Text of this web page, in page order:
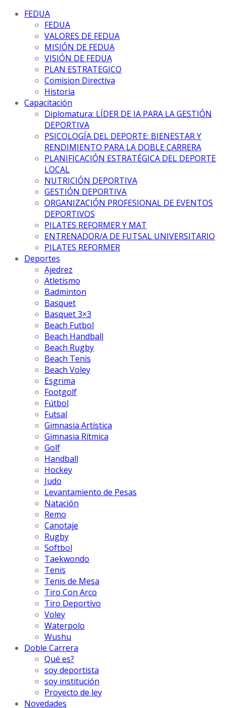
FEDUA
FEDUA
VALORES DE FEDUA
MISIÓN DE FEDUA
VISIÓN DE FEDUA
PLAN ESTRATEGICO
Comision Directiva
Historia
Capacitación
Diplomatura: LÍDER DE IA PARA LA GESTIÓN
DEPORTIVA
PSICOLOGÍA DEL DEPORTE: BIENESTAR Y
RENDIMIENTO PARA LA DOBLE CARRERA
PLANIFICACIÓN ESTRATÉGICA DEL DEPORTE
LOCAL
NUTRICIÓN DEPORTIVA
GESTIÓN DEPORTIVA
ORGANIZACIÓN PROFESIONAL DE EVENTOS
DEPORTIVOS
PILATES REFORMER Y MAT
ENTRENADOR/A DE FUTSAL UNIVERSITARIO
PILATES REFORMER
Deportes
Ajedrez
Atletismo
Badminton
Basquet
Basquet 3×3
Beach Futbol
Beach Handball
Beach Rugby
Beach Tenis
Beach Voley
Esgrima
Footgolf
Fútbol
Futsal
Gimnasia Artística
Gimnasia Rítmica
Golf
Handball
Hockey
Judo
Levantamiento de Pesas
Natación
Remo
Canotaje
Rugby
Softbol
Taekwondo
Tenis
Tenis de Mesa
Tiro Con Arco
Tiro Deportivo
Voley
Waterpolo
Wushu
Doble Carrera
Qué es?
soy deportista
soy institución
Proyecto de ley
Novedades